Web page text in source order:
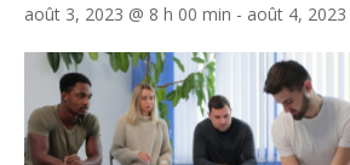
août 3, 2023 @ 8 h 00 min - août 4,